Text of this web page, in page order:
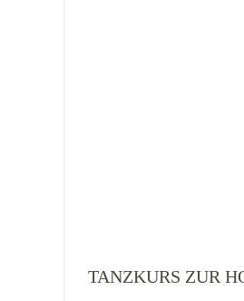
TANZKURS ZUR